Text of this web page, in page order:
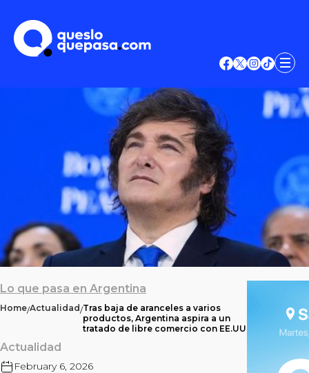
Lo que pasa en Argentina
Home/Actualidad/Tras baja de aranceles a varios
productos, Argentina aspira a un
tratado de libre comercio con EE.UU
Actualidad
February 6, 2026